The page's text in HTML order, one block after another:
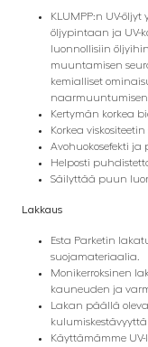
KLUMPP:n UV-
öljypintaan ja UV-
luonnollisiin
muuntamisen
kemialliset
Kertymän korkea
Korkea
Avohuokosefekti
Helposti
Säilyttää puun
Lakkaus
Esta Parketin
suojamateriaalia.
Monikerroksinen
kauneuden ja
Lakan päällä
kulumiskestävyyttä
Käyttämämme